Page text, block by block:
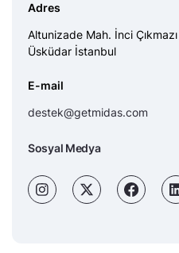
Adres
Altunizade Mah. İnci
Üsküdar İstanbul
E-mail
destek@getmidas.com
Sosyal Medya